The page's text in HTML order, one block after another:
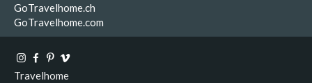
GoTravelhome.ch
GoTravelhome.com
Travelhome